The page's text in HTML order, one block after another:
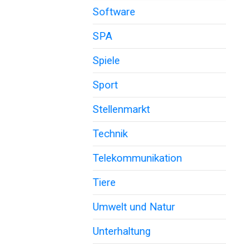
Software
SPA
Spiele
Sport
Stellenmarkt
Technik
Telekommunikation
Tiere
Umwelt und Natur
Unterhaltung